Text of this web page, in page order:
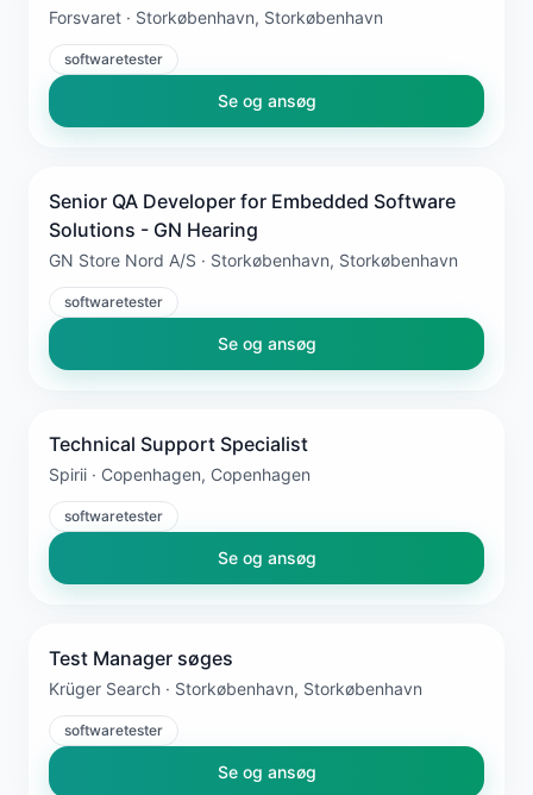
Forsvaret · Storkøbenhavn, Storkøbenhavn
softwaretester
Se og ansøg
Senior QA Developer for Embedded Software
Solutions - GN Hearing
GN Store Nord A/S · Storkøbenhavn, Storkøbenhavn
softwaretester
Se og ansøg
Technical Support Specialist
Spirii · Copenhagen, Copenhagen
softwaretester
Se og ansøg
Test Manager søges
Krüger Search · Storkøbenhavn, Storkøbenhavn
softwaretester
Se og ansøg